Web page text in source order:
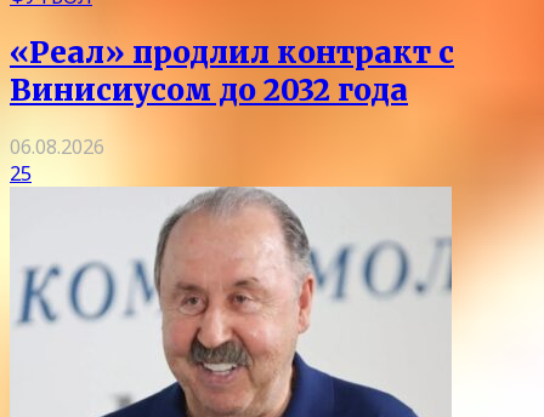
«Реал» продлил контракт с
Винисиусом до 2032 года
06.08.2026
25